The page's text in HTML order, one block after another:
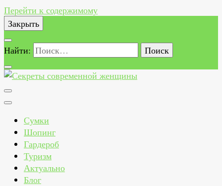
Перейти к содержимому
Закрыть
Найти:
Секреты современной женщины
Как всегда быть стильной, красивой, здоровой и
счастливой женщиной
Сумки
Шопинг
Гардероб
Туризм
Актуально
Блог